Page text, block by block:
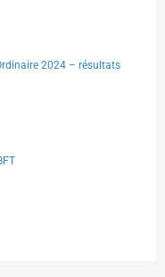
2024 – résultats